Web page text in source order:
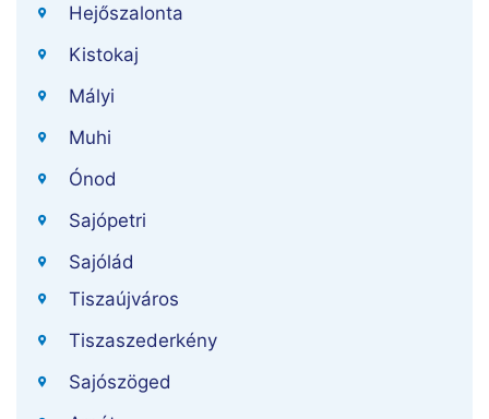
Hejőszalonta
Kistokaj
Mályi
Muhi
Ónod
Sajópetri
Sajólád
Tiszaújváros
Tiszaszederkény
Sajószöged